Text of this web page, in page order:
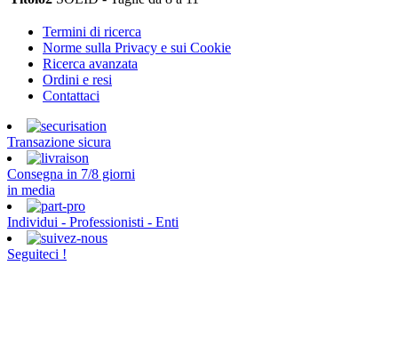
Termini di ricerca
Norme sulla Privacy e sui Cookie
Ricerca avanzata
Ordini e resi
Contattaci
Transazione sicura
Consegna in 7/8 giorni
in media
Individui - Professionisti - Enti
Seguiteci !